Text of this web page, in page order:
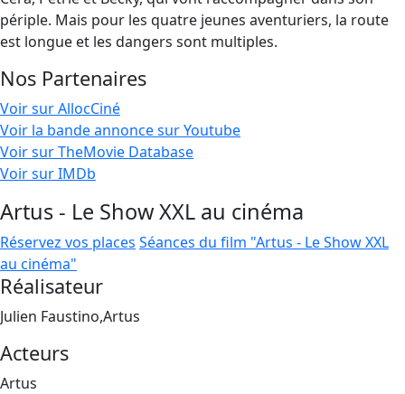
périple. Mais pour les quatre jeunes aventuriers, la route
est longue et les dangers sont multiples.
Nos Partenaires
Voir sur AllocCiné
Voir la bande annonce sur Youtube
Voir sur TheMovie Database
Voir sur IMDb
Artus - Le Show XXL au cinéma
Réservez vos places Séances du film "Artus - Le Show XXL
au cinéma"
Réalisateur
Julien Faustino,Artus
Acteurs
Artus